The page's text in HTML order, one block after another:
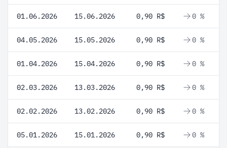
01.06.2026 15.06.2026 0,90 R$ 0 %
04.05.2026 15.05.2026 0,90 R$ 0 %
01.04.2026 15.04.2026 0,90 R$ 0 %
02.03.2026 13.03.2026 0,90 R$ 0 %
02.02.2026 13.02.2026 0,90 R$ 0 %
05.01.2026 15.01.2026 0,90 R$ 0 %